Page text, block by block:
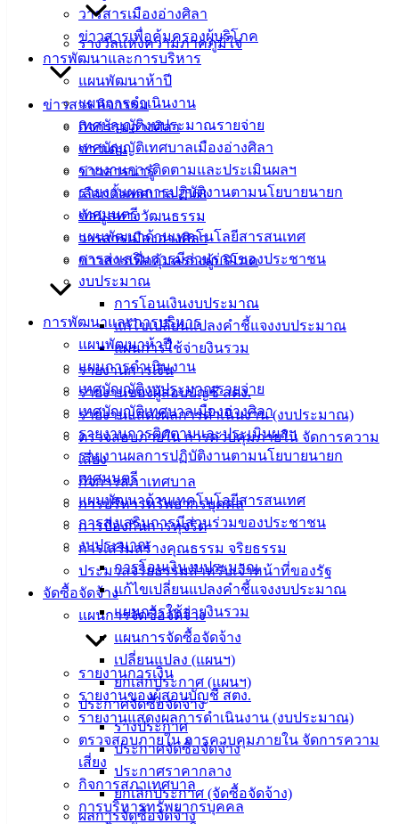
วารสารเมืองอ่างศิลา
ข่าวสารเพื่อคุ้มครองผู้บริโภค
การพัฒนาและการบริหาร
แผนพัฒนาห้าปี
แผนการดำเนินงาน
เทศบัญญัติงบประมาณรายจ่าย
เทศบัญญัติเทศบาลเมืองอ่างศิลา
รายงานการติดตามและประเมินผลฯ
รายงานผลการปฏิบัติงานตามนโยบายนายก
เทศมนตรี
แผนพัฒนาด้านเทคโนโลยีสารสนเทศ
การส่งเสริมการมีส่วนร่วมของประชาชน
งบประมาณ
การโอนเงินงบประมาณ
แก้ไขเปลี่ยนแปลงคำชี้แจงงบประมาณ
แผนการใช้จ่ายงินรวม
รายงานการเงิน
รายงานของผู้สอบบัญชี สตง.
รายงานแสดงผลการดำเนินงาน (งบประมาณ)
ตรวจสอบภายใน การควบคุมภายใน จัดการความ
เสี่ยง
กิจการสภาเทศบาล
การบริหารทรัพยากรบุคคล
การป้องกันการทุจริต
การเสริมสร้างคุณธรรม จริยธรรม
ประมวลจริยธรรมสำหรับเจ้าหน้าที่ของรัฐ
จัดซื้อจัดจ้าง
แผนการจัดซื้อจัดจ้าง
แผนการจัดซื้อจัดจ้าง
เปลี่ยนแปลง (แผนฯ)
ยกเลิกประกาศ (แผนฯ)
ประกาศจัดซื้อจัดจ้าง
ร่างประกาศ
ประกาศจัดซื้อจัดจ้าง
ประกาศราคากลาง
ยกเลิกประกาศ (จัดซื้อจัดจ้าง)
ผลการจัดซื้อจัดจ้าง
รางวัลแห่งความภาคภูมิใจ
ข่าวสาร กิจกรรม
กิจกรรมอ่างศิลา
ข่าวเด่น
ข่าวสารน่ารู้
เลือกตั้งเทศบาล 2568
ข้อมูลทางวัฒนธรรม
วารสารเมืองอ่างศิลา
ข่าวสารเพื่อคุ้มครองผู้บริโภค
การพัฒนาและการบริหาร
แผนพัฒนาห้าปี
แผนการดำเนินงาน
เทศบัญญัติงบประมาณรายจ่าย
เทศบัญญัติเทศบาลเมืองอ่างศิลา
รายงานการติดตามและประเมินผลฯ
รายงานผลการปฏิบัติงานตามนโยบายนายก
เทศมนตรี
แผนพัฒนาด้านเทคโนโลยีสารสนเทศ
การส่งเสริมการมีส่วนร่วมของประชาชน
งบประมาณ
การโอนเงินงบประมาณ
แก้ไขเปลี่ยนแปลงคำชี้แจงงบประมาณ
แผนการใช้จ่ายงินรวม
รายงานการเงิน
รายงานของผู้สอบบัญชี สตง.
รายงานแสดงผลการดำเนินงาน (งบประมาณ)
ตรวจสอบภายใน การควบคุมภายใน จัดการความ
เสี่ยง
กิจการสภาเทศบาล
การบริหารทรัพยากรบุคคล
ดาวน์โหลด
แบบ
ฟอร์ม,
เอกสาร
คู่มือ
สำหรับ
ประชาชน/
คู่มือการ
ปฏิบัติ
งาน
ข่าวสาร
น่ารู้
ศุนย์
ข่าวสาร
อิเล็กทรอนิกส์
องค์
ความรู้
(Knowledge
Management)
เทศบาล
สายตรง
นายก
ประวัติ
เทศบาล
ผู้บริหาร
และ
หัวหน้า
ส่วน
ราชการ
เทศบาล
สงวนลิขสิทธิ์ © 2563 เทศบาลเมืองอ่างศิลา จังหวัดชลบุรี |